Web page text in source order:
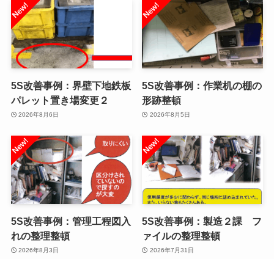
5S改善事例：界壁下地鉄板
パレット置き場変更２
2026年8月6日
5S改善事例：作業机の棚の
形跡整頓
2026年8月5日
5S改善事例：管理工程図入
れの整理整頓
2026年8月3日
5S改善事例：製造２課 フ
ァイルの整理整頓
2026年7月31日